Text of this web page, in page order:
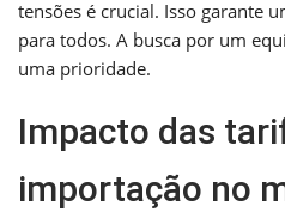
tensões é crucial. Isso garante
para todos. A busca por um
uma prioridade.
Impacto das
importação no